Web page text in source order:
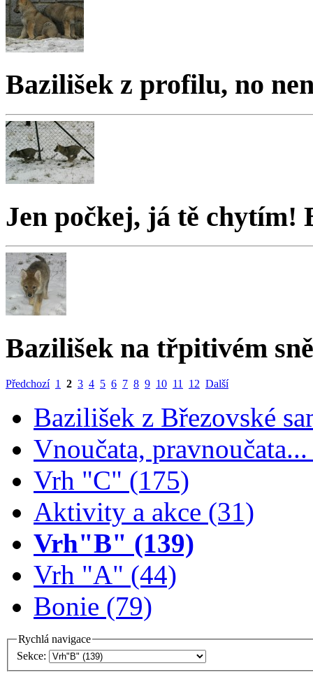
Bazilišek z profilu, no
Jen počkej, já tě chytím!
Bazilišek na třpitivém
Předchozí 1 2 3 4 5 6 7 8 9 10 11 12 Další
Bazilišek z Březovské
Vnoučata,
Vrh "C" (175)
Aktivity a akce (31)
Vrh"B" (139)
Vrh "A" (44)
Bonie (79)
Rychlá navigace
Sekce: